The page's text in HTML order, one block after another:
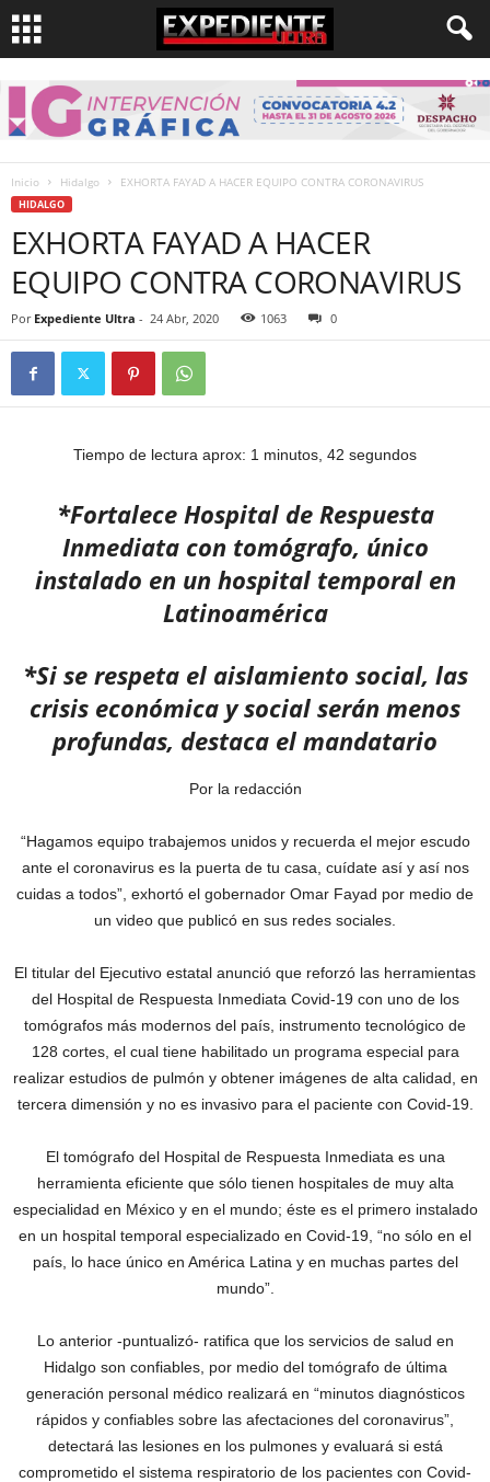
Inicio Hidalgo EXHORTA FAYAD A HACER EQUIPO CONTRA CORONAVIRUS
HIDALGO
EXHORTA FAYAD A HACER
EQUIPO CONTRA CORONAVIRUS
Por Expediente Ultra - 24 Abr, 2020 1063 0
Tiempo de lectura aprox: 1 minutos, 42 segundos
*Fortalece Hospital de Respuesta
Inmediata con tomógrafo, único
instalado en un hospital temporal en
Latinoamérica
*Si se respeta el aislamiento social, las
crisis económica y social serán menos
profundas, destaca el mandatario
Por la redacción
“Hagamos equipo trabajemos unidos y recuerda el mejor escudo
ante el coronavirus es la puerta de tu casa, cuídate así y así nos
cuidas a todos”, exhortó el gobernador Omar Fayad por medio de
un video que publicó en sus redes sociales.
El titular del Ejecutivo estatal anunció que reforzó las herramientas
del Hospital de Respuesta Inmediata Covid-19 con uno de los
tomógrafos más modernos del país, instrumento tecnológico de
128 cortes, el cual tiene habilitado un programa especial para
realizar estudios de pulmón y obtener imágenes de alta calidad, en
tercera dimensión y no es invasivo para el paciente con Covid-19.
El tomógrafo del Hospital de Respuesta Inmediata es una
herramienta eficiente que sólo tienen hospitales de muy alta
especialidad en México y en el mundo; éste es el primero instalado
en un hospital temporal especializado en Covid-19, “no sólo en el
país, lo hace único en América Latina y en muchas partes del
mundo”.
Lo anterior -puntualizó- ratifica que los servicios de salud en
Hidalgo son confiables, por medio del tomógrafo de última
generación personal médico realizará en “minutos diagnósticos
rápidos y confiables sobre las afectaciones del coronavirus”,
detectará las lesiones en los pulmones y evaluará si está
comprometido el sistema respiratorio de los pacientes con Covid-